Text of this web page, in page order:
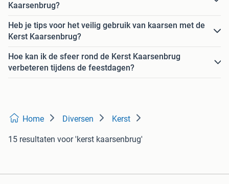
Kaarsenbrug?
Heb je tips voor het veilig gebruik van kaarsen met de
Kerst Kaarsenbrug?
Hoe kan ik de sfeer rond de Kerst Kaarsenbrug
verbeteren tijdens de feestdagen?
Home Diversen Kerst
15 resultaten voor 'kerst kaarsenbrug'